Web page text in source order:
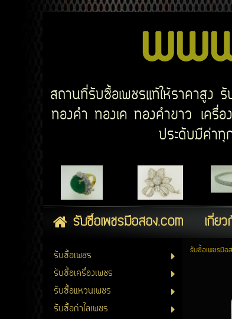
สถานที่รับซื้อเพชรแท้ให้ราคาสูง
ทองคำ ทองเค ทองคำขาว เครื่
ประดับมีค่า
รับซื้อเพชรมือสอง.com เกี่ยว
รับซื้อเพชร
รับซื้อเครื่องเพชร
รับซื้อแหวนเพชร
รับซื้อกำไลเพชร
รับซื้อเพชรมือ